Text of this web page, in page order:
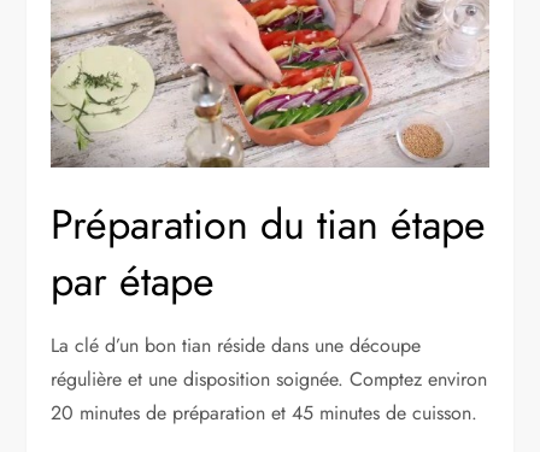
Préparation du tian étape
par étape
La clé d’un bon tian réside dans une découpe
régulière et une disposition soignée. Comptez environ
20 minutes de préparation et 45 minutes de cuisson.